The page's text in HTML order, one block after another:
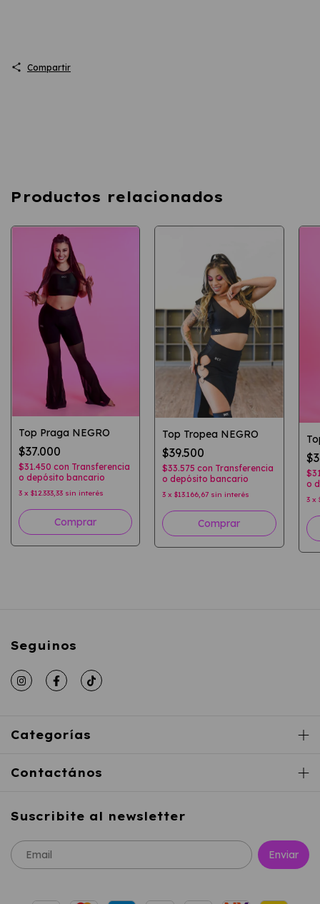
Compartir
Productos relacionados
Top Praga NEGRO
$37.000
$31.450 con Transferencia
o depósito bancario
3 x $12.333,33 sin interés
Comprar
Top Tropea NEGRO
$39.500
$33.575con Transferencia
o depósito bancario
3 x$13.166,67 sin interés
Comprar
o
3 x
Seguinos
Categorías
Contactános
Suscribite al newsletter